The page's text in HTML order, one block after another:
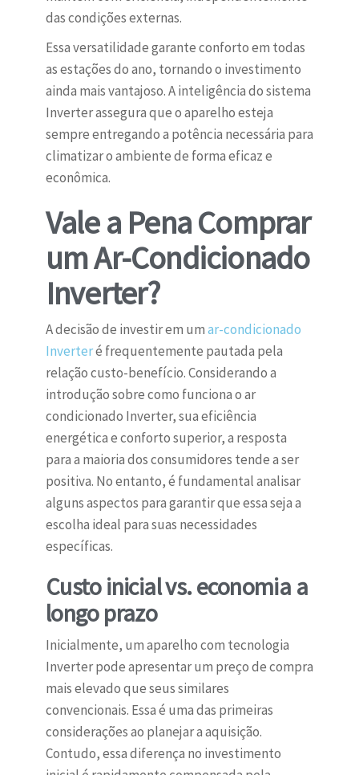
das condições externas.
Essa versatilidade garante conforto em todas
as estações do ano, tornando o investimento
ainda mais vantajoso. A inteligência do sistema
Inverter assegura que o aparelho esteja
sempre entregando a potência necessária para
climatizar o ambiente de forma eficaz e
econômica.
Vale a Pena Comprar
um Ar-Condicionado
Inverter?
A decisão de investir em umar-condicionado
Inverteré frequentemente pautada pela
relação custo-benefício. Considerando a
introdução sobre como funciona o ar
condicionado Inverter, sua eficiência
energética e conforto superior, a resposta
para a maioria dos consumidores tende a ser
positiva. No entanto, é fundamental analisar
alguns aspectos para garantir que essa seja a
escolha ideal para suas necessidades
específicas.
Custo inicial vs. economia a
longo prazo
Inicialmente, um aparelho com tecnologia
Inverter pode apresentar um preço de compra
mais elevado que seus similares
convencionais. Essa é uma das primeiras
considerações ao planejar a aquisição.
Contudo, essa diferença no investimento